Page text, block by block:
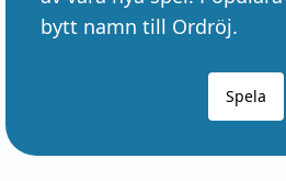
bytt namn till Ordröj.
Spela